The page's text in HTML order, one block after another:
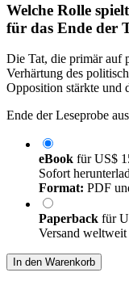
Welche Rolle
für das Ende der
Die Tat, die primär auf
Verhärtung des
Opposition stärkte und
Ende der Leseprobe
eBook fürUS$
Sofort
Format: PDF
Paperback für
Versand weltweit
In den Warenkorb